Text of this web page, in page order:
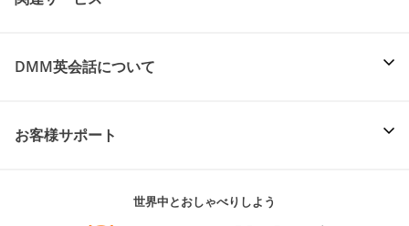
DMM英会話について
お客様サポート
世界中とおしゃべりしよう